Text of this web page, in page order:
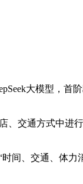
大模型，首
交通方式中进
间、交通、体力